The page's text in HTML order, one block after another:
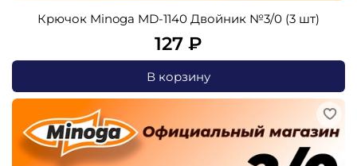
Крючок Minoga MD-1140 Двойник №3/0 (3 шт)
127 ₽
В корзину